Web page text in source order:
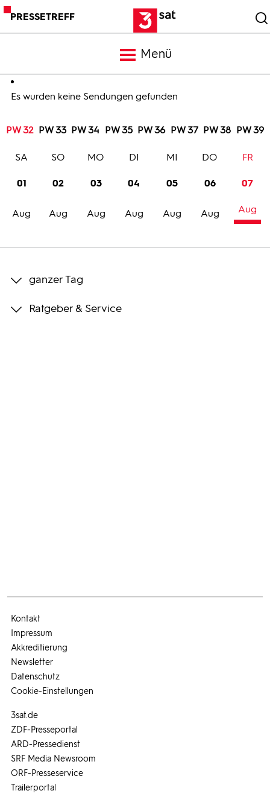
PRESSETREFF
Menü
Meldungen
Programm
Trailer
Bilder
Es wurden keine Sendungen gefunden
PW 32 PW 33 PW 34 PW 35 PW 36 PW 37 PW 38 PW 39
01
Aug
SA
02
Aug
SO
03
Aug
MO
04
Aug
DI
05
Aug
MI
06
Aug
DO
07
Aug
FR
ganzer Tag
Ratgeber & Service
3sat.de
ZDF-Presseportal
ARD-Pressedienst
SRF Media Newsroom
ORF-Presseservice
Trailerportal
Kontakt
Impressum
Akkreditierung
Newsletter
Datenschutz
Cookie-Einstellungen